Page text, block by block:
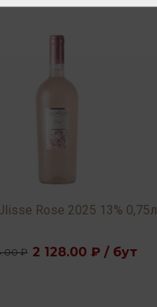
Rose 2025 13% 0,75л
₽ 2 128.00 ₽ / бут